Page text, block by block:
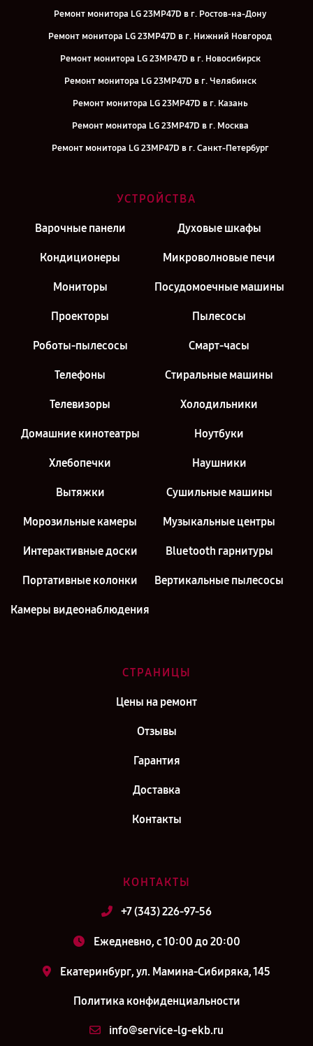
Ремонт монитора LG 23MP47D в г. Ростов-на-Дону
Ремонт монитора LG 23MP47D в г. Нижний Новгород
Ремонт монитора LG 23MP47D в г. Новосибирск
Ремонт монитора LG 23MP47D в г. Челябинск
Ремонт монитора LG 23MP47D в г. Казань
Ремонт монитора LG 23MP47D в г. Москва
Ремонт монитора LG 23MP47D в г. Санкт-Петербург
УСТРОЙСТВА
Варочные панели Духовые шкафы
Кондиционеры Микроволновые печи
Мониторы Посудомоечные машины
Проекторы Пылесосы
Роботы-пылесосы Смарт-часы
Телефоны Стиральные машины
Телевизоры Холодильники
Домашние кинотеатры Ноутбуки
Хлебопечки Наушники
Вытяжки Сушильные машины
Морозильные камеры Музыкальные центры
Интерактивные доски Bluetooth гарнитуры
Портативные колонки Вертикальные пылесосы
Камеры видеонаблюдения
СТРАНИЦЫ
Цены на ремонт
Отзывы
Гарантия
Доставка
Контакты
КОНТАКТЫ
+7 (343) 226-97-56
Ежедневно, с 10:00 до 20:00
Екатеринбург, ул. Мамина-Сибиряка, 145
Политика конфиденциальности
info@service-lg-ekb.ru